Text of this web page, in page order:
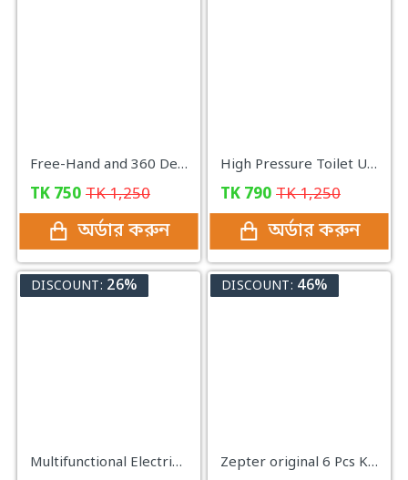
Free-Hand and 360 Degree Rotating Spin Mop
TK 750 TK1,250
অর্ডার করুন
High Pressure Toilet Unblock One Shot, Toilet Plunger Clog Remover
TK 790 TK1,250
অর্ডার করুন
DISCOUNT: 26%
Multifunctional Electrician Pliers 5 in 1 Replaceable Wire Stripping Pliers Wire Cutting Needle Nosed Pliers Special Tools
DISCOUNT: 46%
Zepter original 6 Pcs Knife Set